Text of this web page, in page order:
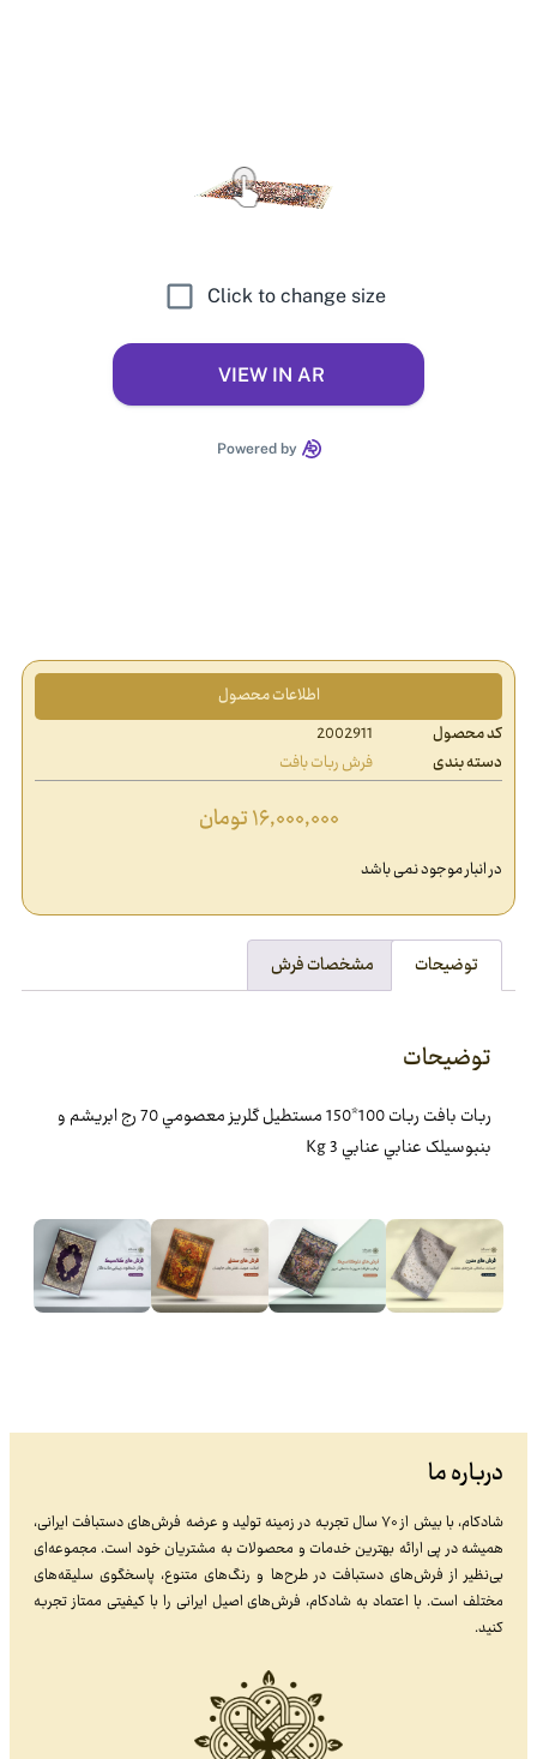
اطلاعات محصول
کد محصول
2002911
دسته بندی
فرش ربات بافت
۱۶,۰۰۰,۰۰۰تومان
در انبار موجود نمی باشد
توضیحات مشخصات فرش
توضیحات
ربات بافت ربات 100*150 مستطيل گلريز معصومي 70 رج ابريشم و
بنبوسيلک عنابي عنابي 3 Kg
درباره ما
شادکام، با بیش از ۷۰ سال تجربه در زمینه تولید و عرضه فرش‌های دستبافت ایرانی،
همیشه در پی ارائه بهترین خدمات و محصولات به مشتریان خود است. مجموعه‌ای
بی‌نظیر از فرش‌های دستبافت در طرح‌ها و رنگ‌های متنوع، پاسخگوی سلیقه‌های
مختلف است. با اعتماد به شادکام، فرش‌های اصیل ایرانی را با کیفیتی ممتاز تجربه
کنید.